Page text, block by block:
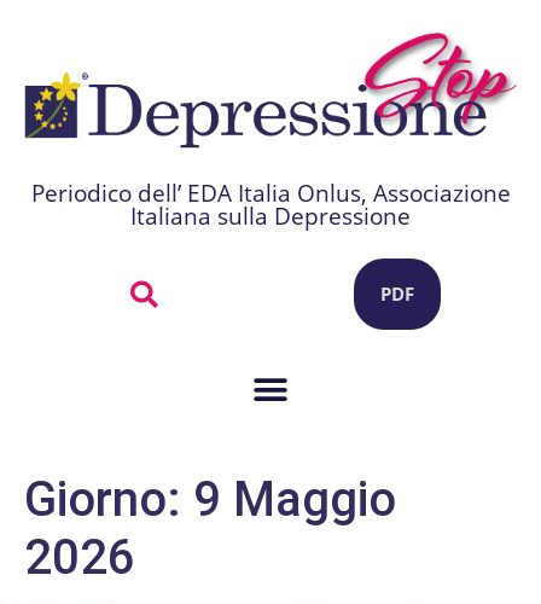
Periodico dell’ EDA Italia Onlus, Associazione
Italiana sulla Depressione
PDF
Giorno: 9 Maggio
2026